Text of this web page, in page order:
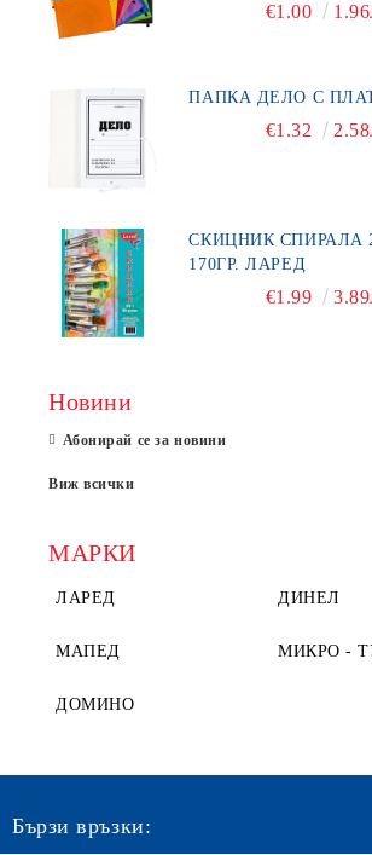
€1.00
€1.32
СКИЦНИК СПИРАЛА
170ГР. ЛАРЕД
€1.99
Новини
Абонирай се за новини
Виж всички
МАРКИ
ЛАРЕД ДИНЕЛ
МАПЕД МИКРО -
ДОМИНО
Бързи връзки: